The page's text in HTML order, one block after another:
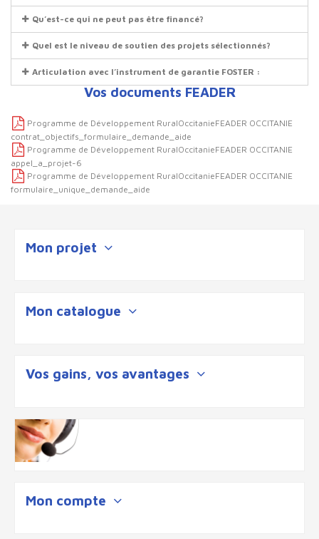
Qu’est-ce qui ne peut pas être financé?
Quel est le niveau de soutien des projets sélectionnés?
Articulation avec l’instrument de garantie FOSTER :
Vos documents FEADER
Programme de Développement RuralOccitanieFEADER OCCITANIE
contrat_objectifs_formulaire_demande_aide
Programme de Développement RuralOccitanieFEADER OCCITANIE
appel_a_projet-6
Programme de Développement RuralOccitanieFEADER OCCITANIE
formulaire_unique_demande_aide
Mon projet
Mon catalogue
Vos gains, vos avantages
Mon compte